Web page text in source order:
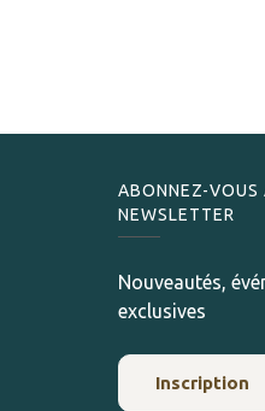
ABONNEZ-VOUS
NEWSLETTER
Nouveautés,
exclusives
Inscription